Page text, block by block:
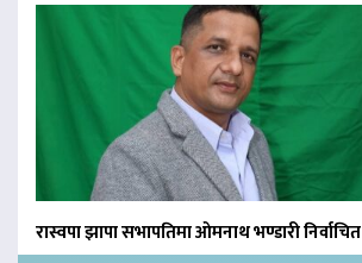
रास्वपा झापा सभापतिमा ओमनाथ भण्डारी निर्वाचित